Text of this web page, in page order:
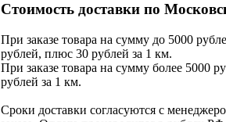
Стоимость доставки по
При заказе товара на сумму до 5000
рублей, плюс 30 рублей за 1 км.
При заказе товара на сумму более 5000
рублей за 1 км.
Сроки доставки согласуются с